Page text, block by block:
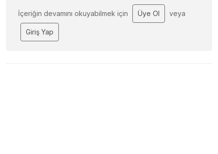
İçeriğin devamını okuyabilmek için Üye Ol veya
Giriş Yap